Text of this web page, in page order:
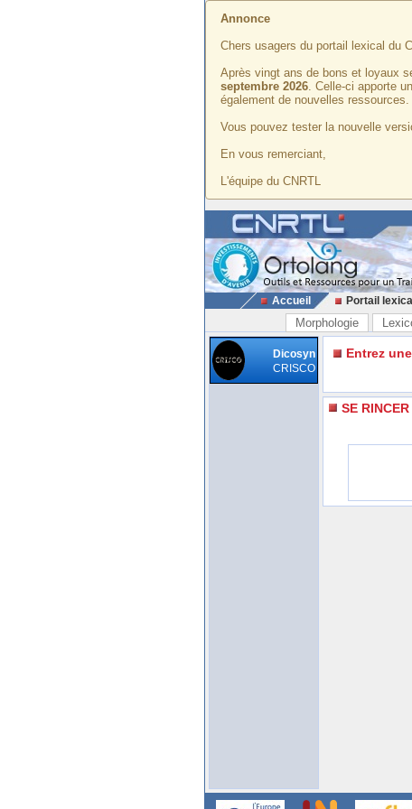
Annonce
Chers usagers du portail lexical du
Après vingt ans de bons et loyaux
septembre 2026. Celle-ci apporte
également de nouvelles ressources.
Vous pouvez tester la nouvelle
En vous remerciant,
L'équipe du CNRTL
Accueil Portail lexical
Morphologie
Dicosyn
CRISCO
Entrez
SE